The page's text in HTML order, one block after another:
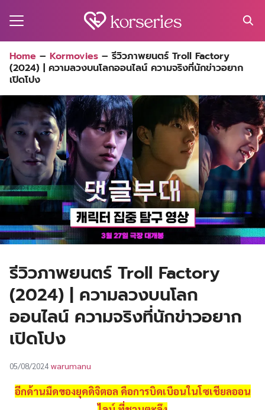
for:
Home – Kormovies –รีวิวภาพยนตร์ Troll Factory
(2024) | ความลวงบนโลกออนไลน์ ความจริงที่นักข่าวอยาก
เปิดโปง
รีวิวภาพยนตร์ Troll Factory
(2024) | ความลวงบนโลก
ออนไลน์ ความจริงที่นักข่าวอยาก
เปิดโปง
05/08/2024 warumanu
อีกด้านมืดของยุคดิจิตอล คือการบิดเบือนในโซเชียลออน